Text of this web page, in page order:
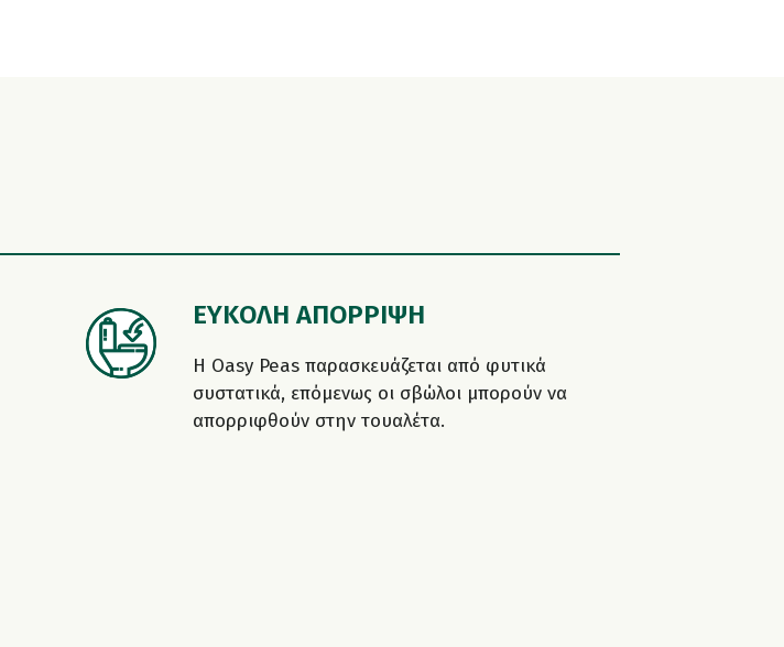
ΕΥΚΟΛΗ ΑΠΟΡΡΙΨΗ
Η Oasy Peas παρασκευάζεται από φυτικά
συστατικά, επόμενως οι σβώλοι μπορούν να
απορριφθούν στην τουαλέτα.